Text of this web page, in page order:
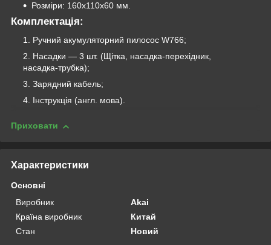
Розміри: 160х110х60 мм.
Комплектація:
Ручний акумуляторний пилосос W766;
Насадки — 3 шт. (Щітка, насадка-перехідник,
насадка-трубка);
Зарядний кабель;
Інструкція (англ. мова).
Приховати
Характеристики
Основні
Виробник
Akai
Країна виробник
Китай
Стан
Новий